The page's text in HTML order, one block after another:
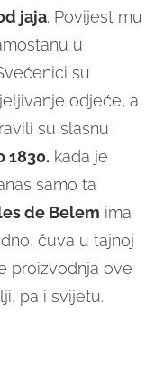
jaja. Povijest mu
u
su
odjeće, a
su slasnu
1830. kada je
samo ta
de Belem ima
čuva u tajnoj
proizvodnja ove
pa i svijetu.